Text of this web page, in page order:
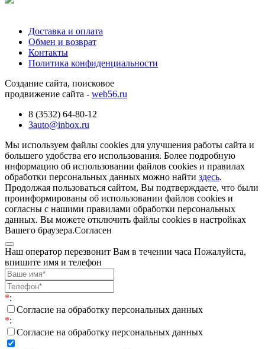
Доставка и оплата
Обмен и возврат
Контакты
Политика конфиденциальности
Создание сайта, поисковое
продвижение сайта - web56.ru
8 (3532) 64-80-12
3auto@inbox.ru
Мы используем файлы cookies для улучшения работы сайта и
большего удобства его использования. Более подробную
информацию об использовании файлов cookies и правилах
обработки персональных данных можно найти здесь.
Продолжая пользоваться сайтом, Вы подтверждаете, что были
проинформированы об использовании файлов cookies и
согласны с нашими правилами обработки персональных
данных. Вы можете отключить файлы cookies в настройках
Вашего браузера.Согласен
Наш оператор перезвонит Вам в течении часа Пожалуйста,
впишите имя и телефон
*:
Согласие на обработку персональных данных
*:
Согласие на обработку персональных данных